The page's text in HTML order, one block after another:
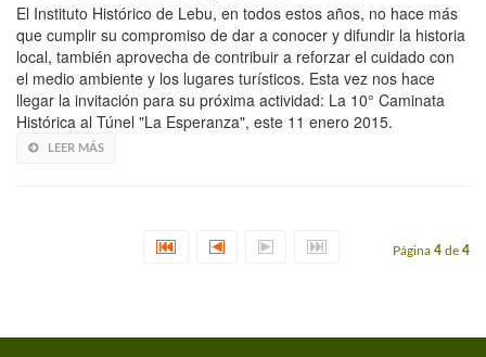
El Instituto Histórico de Lebu, en todos estos años, no hace más
que cumplir su compromiso de dar a conocer y difundir la historia
local, también aprovecha de contribuir a reforzar el cuidado con
el medio ambiente y los lugares turísticos. Esta vez nos hace
llegar la invitación para su próxima actividad: La 10° Caminata
Histórica al Túnel "La Esperanza", este 11 enero 2015.
LEER MÁS
Página 4 de 4